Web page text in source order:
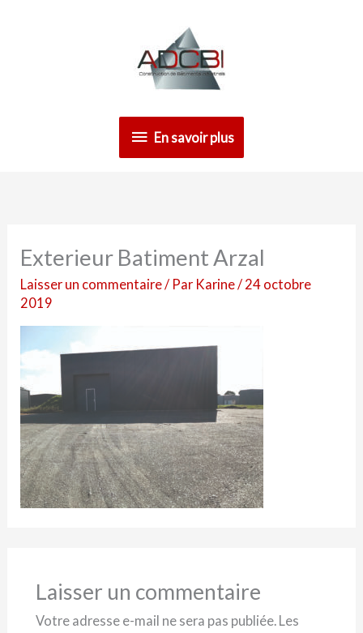
savoir
En savoir plus
Exterieur Batiment Arzal
Laisser un commentaire/ Par Karine/ 24 octobre
2019
Laisser un commentaire
Votre adresse e-mail ne sera pas publiée. Les